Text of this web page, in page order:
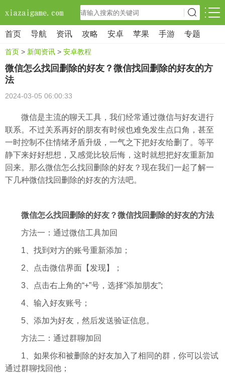
首页 导航 资讯 攻略 安卓 苹果 手游 专题
首页 > 新闻资讯 > 安卓教程
微信怎么找回删除的好友？微信找回删除的好友的方
法
2024-03-05 06:00:33
微信是主流的聊天工具，我们经常通过微信与好友进行
联系。不过关系再好的朋友有时候也难免发生点口角，甚至
一时控制不住情绪矛盾升级，一气之下把好友给删了。等平
静下来好好想想，又感觉比较后悔，这时就想把好友重新加
回来。那么微信怎么找回删除的好友？现在我们一起了解一
下几种微信找回删除的好友的方法吧。
微信怎么找回删除的好友？微信找回删除的好友的方法
方法一：通过微信工具加回
1、找到对方的账号重新添加；
2、点击微信界面【发现】；
3、点击右上角的“+”号，选择“添加朋友”;
4、输入好友账号；
5、添加为好友，然后发送验证信息。
方法二：通过群聊加回
1、如果你和被删除的好友加入了相同的群，你可以尝试
通过群聊找回他；